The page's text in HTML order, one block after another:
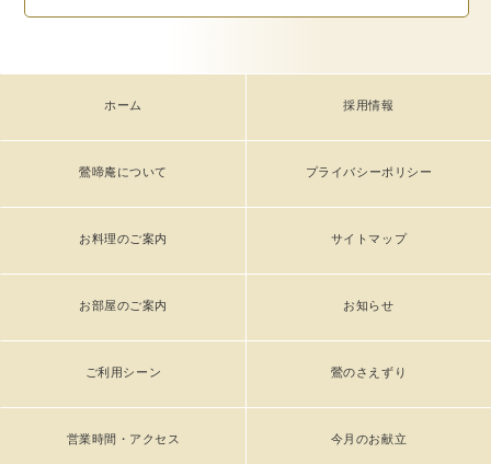
ホーム 採用情報
鶯啼庵について プライバシーポリシー
お料理のご案内 サイトマップ
お部屋のご案内 お知らせ
ご利用シーン 鶯のさえずり
営業時間・アクセス 今月のお献立